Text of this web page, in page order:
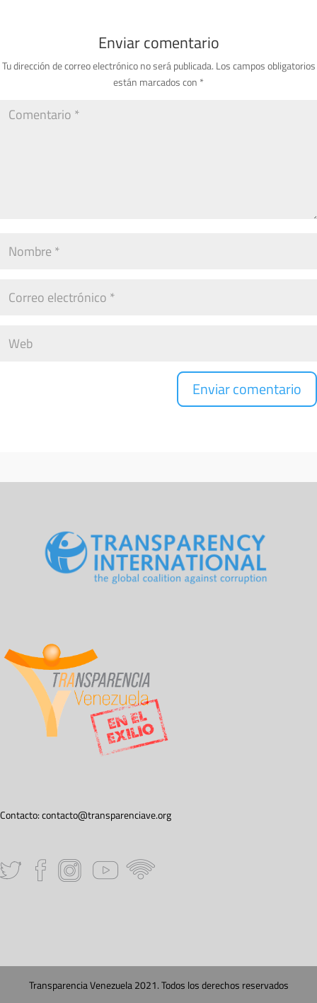
Enviar comentario
Tu dirección de correo electrónico no será publicada. Los campos obligatorios
están marcados con *
Contacto:contacto@transparenciave.org
Transparencia Venezuela 2021. Todos los derechos reservados